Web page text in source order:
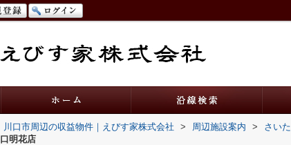
川口市周辺の収益物件｜えびす家株式会社 > 周辺施設案内 > さい
口明花店